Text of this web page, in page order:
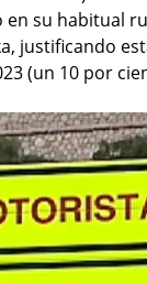
su habitual
justificando
(un 10 por